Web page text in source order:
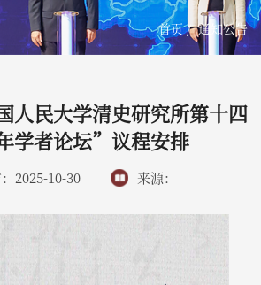
首页/通知公告
人民大学清史研究所第十四
学者论坛”议程安排
2025-10-30 来源：